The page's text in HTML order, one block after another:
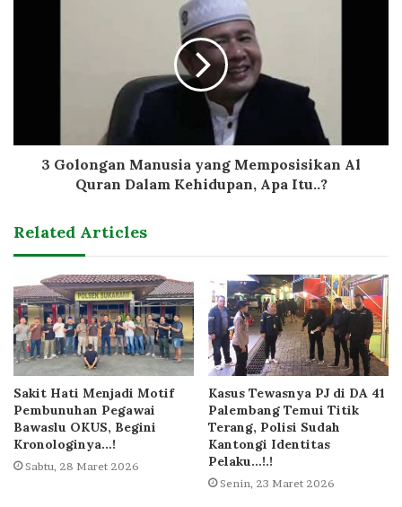
3 Golongan Manusia yang Memposisikan Al
Quran Dalam Kehidupan, Apa Itu..?
Related Articles
Sakit Hati Menjadi Motif
Pembunuhan Pegawai
Bawaslu OKUS, Begini
Kronologinya…!
Sabtu, 28 Maret 2026
Kasus Tewasnya PJ di DA 41
Palembang Temui Titik
Terang, Polisi Sudah
Kantongi Identitas
Pelaku…!.!
Senin, 23 Maret 2026